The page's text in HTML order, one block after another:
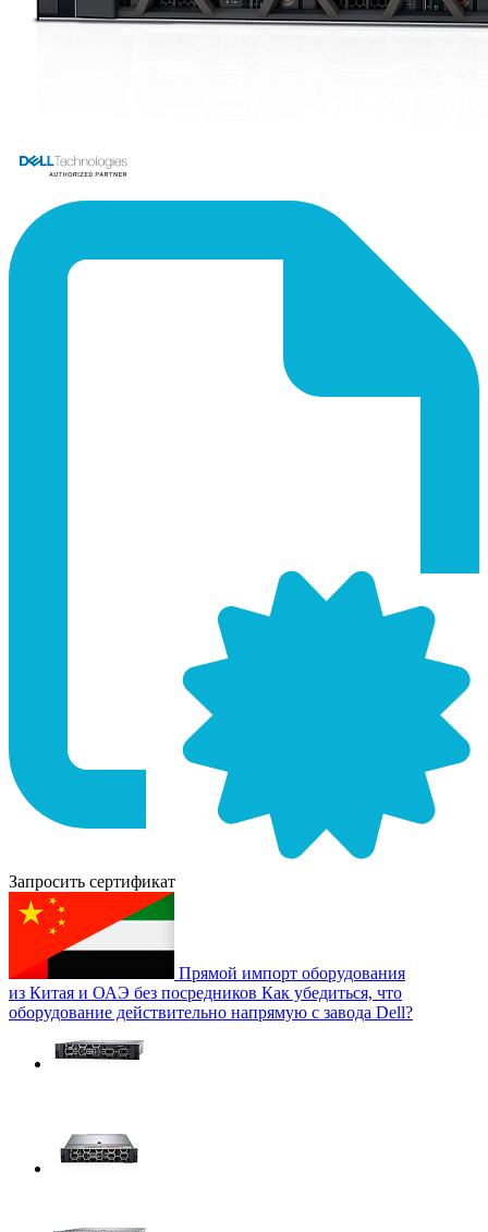
Запросить сертификат
Прямой импорт оборудования
из Китая и ОАЭ без посредников Как убедиться, что
оборудование действительно напрямую с завода Dell?